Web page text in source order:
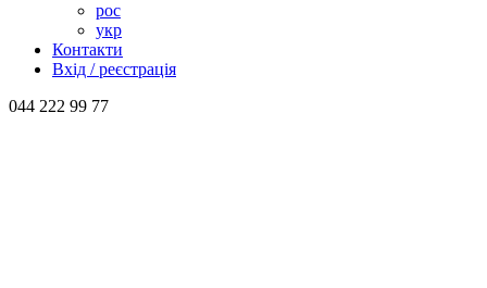
рос
укр
Контакти
Вхід / реєстрація
044 222 99 77